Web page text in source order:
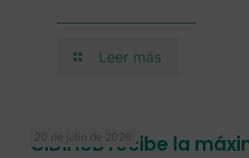
Leer más
20 de julio de 2026
CIDIHUB recibe la